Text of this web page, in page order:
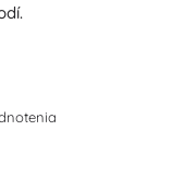
efektmi,
a štartovacou
aj
krok za
a